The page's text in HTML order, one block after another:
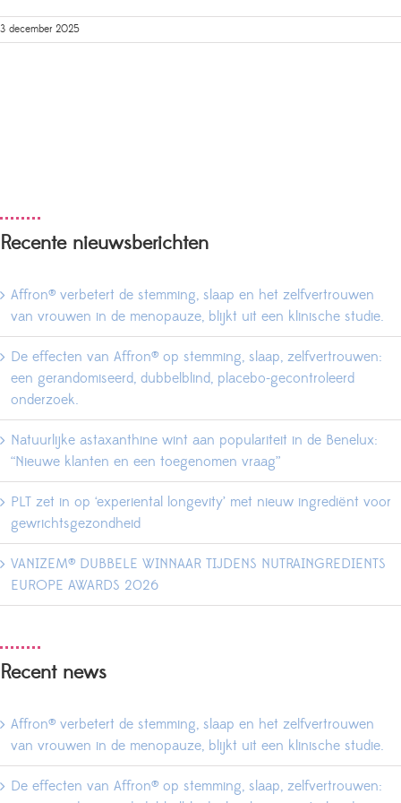
3 december 2025
Recente nieuwsberichten
Affron® verbetert de stemming, slaap en het zelfvertrouwen
van vrouwen in de menopauze, blijkt uit een klinische studie.
De effecten van Affron® op stemming, slaap, zelfvertrouwen:
een gerandomiseerd, dubbelblind, placebo-gecontroleerd
onderzoek.
Natuurlijke astaxanthine wint aan populariteit in de Benelux:
“Nieuwe klanten en een toegenomen vraag”
PLT zet in op ‘experiental longevity’ met nieuw ingrediënt voor
gewrichtsgezondheid
VANIZEM® DUBBELE WINNAAR TIJDENS NUTRAINGREDIENTS
EUROPE AWARDS 2026
Recent news
Affron® verbetert de stemming, slaap en het zelfvertrouwen
van vrouwen in de menopauze, blijkt uit een klinische studie.
De effecten van Affron® op stemming, slaap, zelfvertrouwen: